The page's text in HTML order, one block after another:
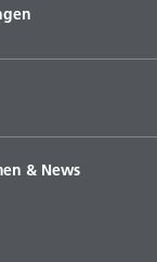
& News